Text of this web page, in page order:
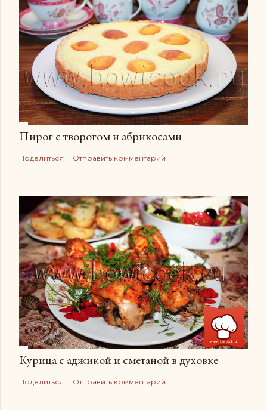
Пирог с творогом и абрикосами
Поделиться Отправить комментарий
Курица с аджикой и сметаной в духовке
Поделиться Отправить комментарий